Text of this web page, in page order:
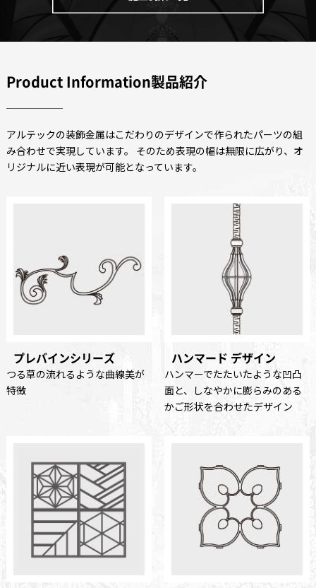
Product Information製品紹介
アルテックの装飾金属はこだわりのデザインで作られたパーツの組
み合わせで実現しています。 そのため表現の幅は無限に広がり、オ
リジナルに近い表現が可能となっています。
プレバインシリーズ
つる草の流れるような曲線美が
特徴
ハンマード デザイン
ハンマーでたたいたような凹凸
面と、しなやかに膨らみのある
かご形状を合わせたデザイン